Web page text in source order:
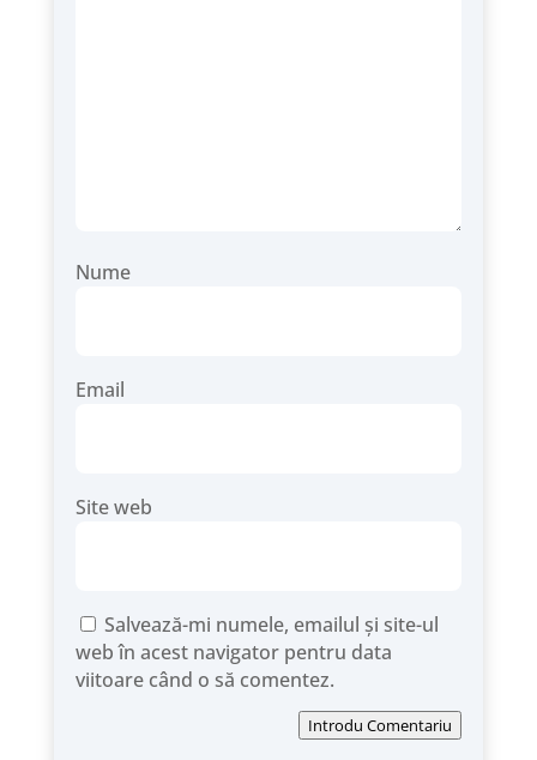
Nume
Email
Site web
Salvează-mi numele, emailul și site-ul
web în acest navigator pentru data
viitoare când o să comentez.
Introdu Comentariu